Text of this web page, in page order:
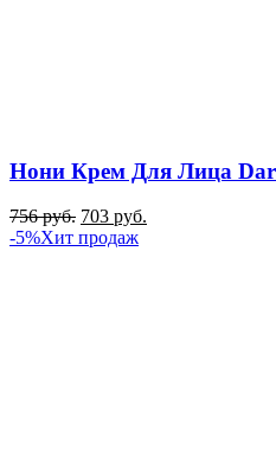
Нони Крем Для Лица
756руб. 703 руб.
-5%Хит продаж